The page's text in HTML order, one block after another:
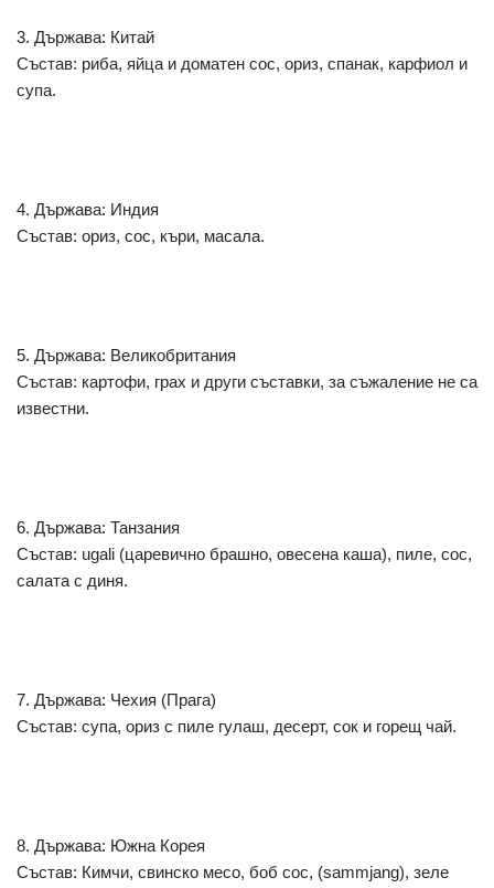
3. Държава: Китай
Състав: риба, яйца и доматен сос, ориз, спанак, карфиол и
супа.
4. Държава: Индия
Състав: ориз, сос, къри, масала.
5. Държава: Великобритания
Състав: картофи, грах и други съставки, за съжаление не са
известни.
6. Държава: Танзания
Състав: ugali (царевично брашно, овесена каша), пиле, сос,
салата с диня.
7. Държава: Чехия (Прага)
Състав: супа, ориз с пиле гулаш, десерт, сок и горещ чай.
8. Държава: Южна Корея
Състав: Кимчи, свинско месо, боб сос, (sammjang), зеле